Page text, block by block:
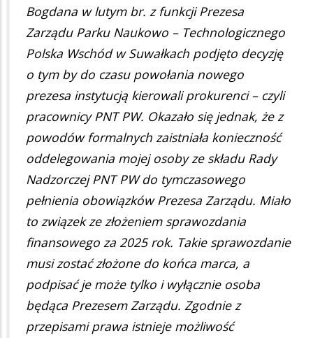
Bogdana w lutym br. z funkcji Prezesa
Zarządu Parku Naukowo – Technologicznego
Polska Wschód w Suwałkach podjęto decyzję
o tym by do czasu powołania nowego
prezesa instytucją kierowali prokurenci – czyli
pracownicy PNT PW. Okazało się jednak, że z
powodów formalnych zaistniała konieczność
oddelegowania mojej osoby ze składu Rady
Nadzorczej PNT PW do tymczasowego
pełnienia obowiązków Prezesa Zarządu. Miało
to związek ze złożeniem sprawozdania
finansowego za 2025 rok. Takie sprawozdanie
musi zostać złożone do końca marca, a
podpisać je może tylko i wyłącznie osoba
będąca Prezesem Zarządu. Zgodnie z
przepisami prawa istnieje możliwość